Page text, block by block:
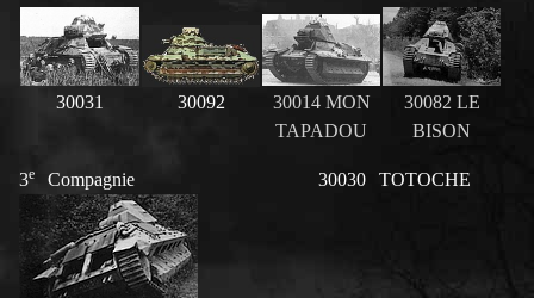
30031 30092
30014 MON
TAPADOU
30082 LE
BISON
3e Compagnie 30030 TOTOCHE